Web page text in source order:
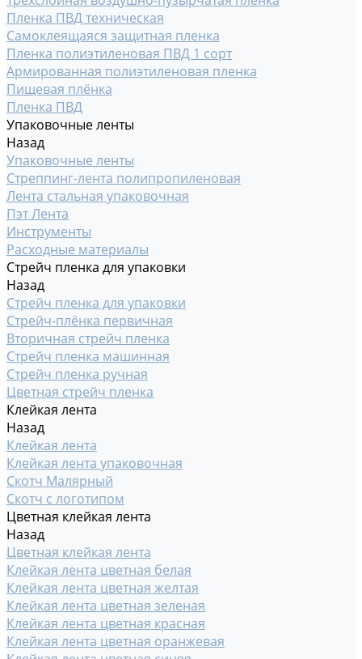
Пленка ПВД техническая
Самоклеящаяся защитная пленка
Пленка полиэтиленовая ПВД 1 сорт
Армированная полиэтиленовая пленка
Пищевая плёнка
Пленка ПВД
Упаковочные ленты
Назад
Упаковочные ленты
Стреппинг-лента полипропиленовая
Лента стальная упаковочная
Пэт Лента
Инструменты
Расходные материалы
Стрейч пленка для упаковки
Назад
Стрейч пленка для упаковки
Стрейч-плёнка первичная
Вторичная стрейч пленка
Стрейч пленка машинная
Стрейч пленка ручная
Цветная стрейч пленка
Клейкая лента
Назад
Клейкая лента
Клейкая лента упаковочная
Скотч Малярный
Скотч с логотипом
Цветная клейкая лента
Назад
Цветная клейкая лента
Клейкая лента цветная белая
Клейкая лента цветная желтая
Клейкая лента цветная зеленая
Клейкая лента цветная красная
Клейкая лента цветная оранжевая